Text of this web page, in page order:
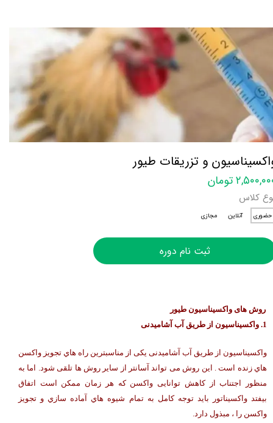
و تزریقات طیور
تومان
کلاس
حضوری آنلاین مجازی
ثبت نام دوره
روش های واکسیناسیون طیور
1. واکسیناسیون از طریق آب آشامیدنی
واکسیناسیون از طریق آب آشامیدنی یکی از مناسبترین راه هاي تجویز واکسن
هاي زنده است . این روش می تواند آسانتر از سایر روش ها تلقی شود. اما به
منظور اجتناب از کاهش توانایی واکسن که هر زمان ممکن است اتفاق
بیفتد واکسیناتور باید توجه کامل به تمام شیوه هاي آماده سازي و تجویز
واکسن را ، مبذول دارد.